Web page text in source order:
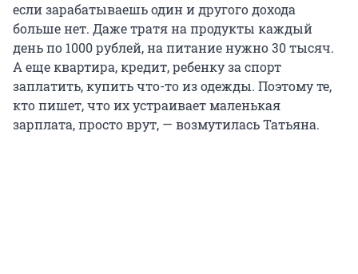
если зарабатываешь один и другого дохода
больше нет. Даже тратя на продукты каждый
день по 1000 рублей, на питание нужно 30 тысяч.
А еще квартира, кредит, ребенку за спорт
заплатить, купить что-то из одежды. Поэтому те,
кто пишет, что их устраивает маленькая
зарплата, просто врут, — возмутилась Татьяна.